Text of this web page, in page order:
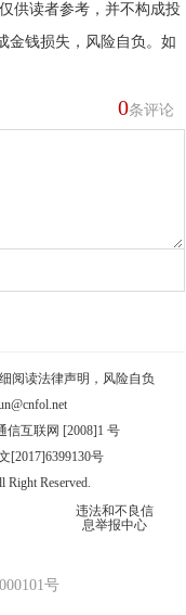
供读者参考，并不构成投
金钱损失，风险自负。如
0条评论
阅读法律声明 ，风险自负
互联网 [2008]1 号
[2017]6399130号
Reserved.
违法和不良信
息举报中心
号